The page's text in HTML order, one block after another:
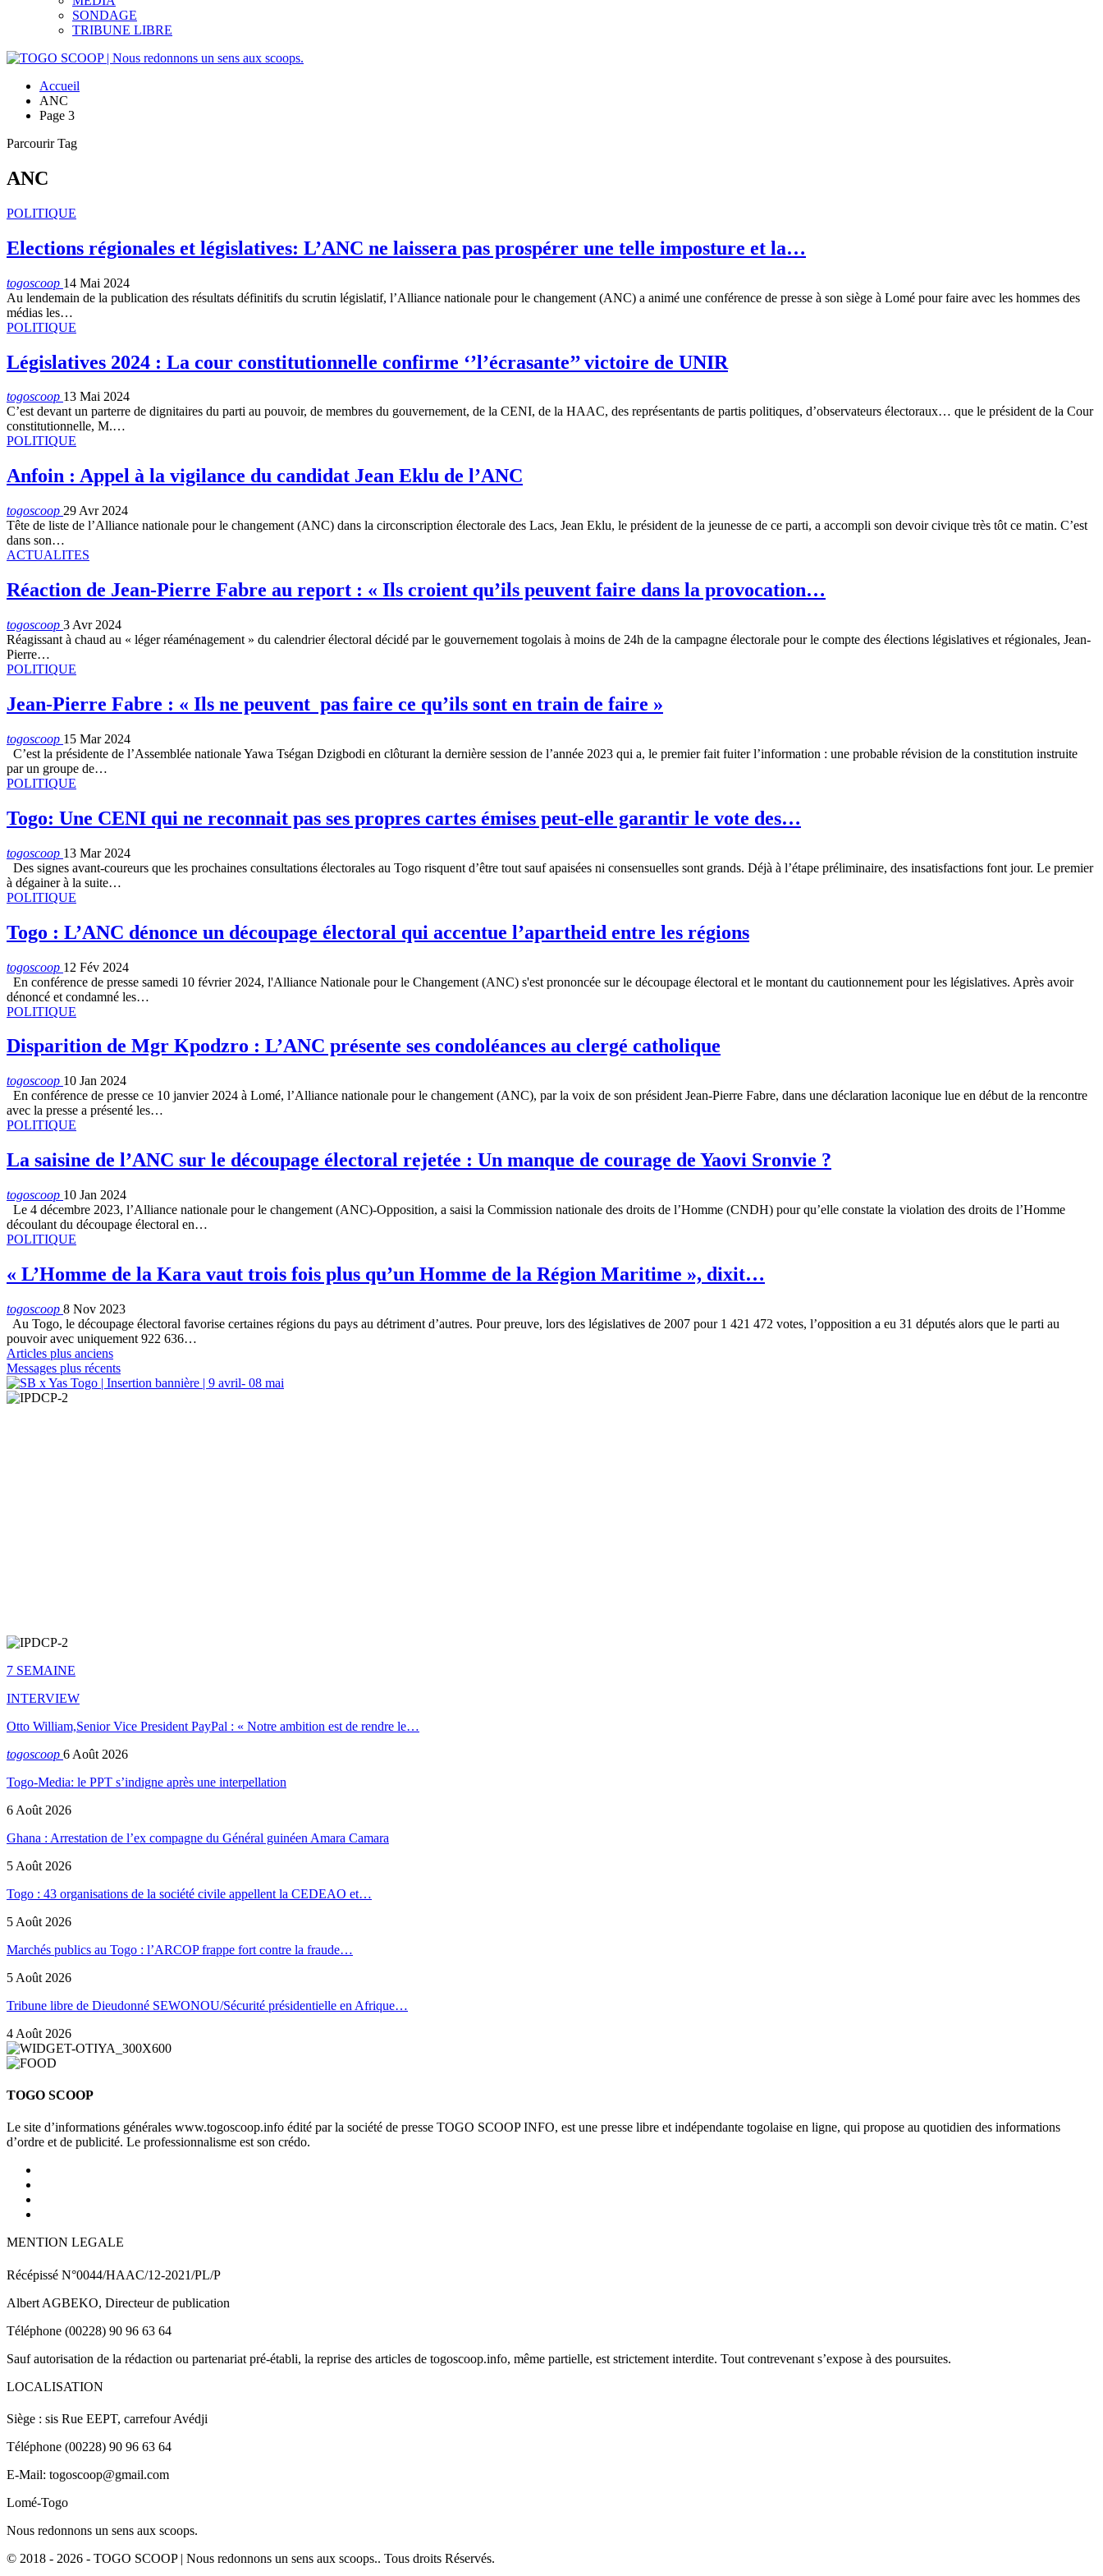
SONDAGE
TRIBUNE LIBRE
Accueil
ANC
Page 3
Parcourir Tag
ANC
POLITIQUE
Elections régionales et législatives: L’ANC ne laissera pas prospérer une telle imposture et la…
togoscoop 14 Mai 2024
Au lendemain de la publication des résultats définitifs du scrutin législatif, l’Alliance nationale pour le changement (ANC) a animé une conférence de presse à son siège à Lomé pour faire avec les hommes des
médias les…
POLITIQUE
Législatives 2024 : La cour constitutionnelle confirme ‘’l’écrasante’’ victoire de UNIR
togoscoop 13 Mai 2024
C’est devant un parterre de dignitaires du parti au pouvoir, de membres du gouvernement, de la CENI, de la HAAC, des représentants de partis politiques, d’observateurs électoraux… que le président de la Cour
constitutionnelle, M.…
POLITIQUE
Anfoin : Appel à la vigilance du candidat Jean Eklu de l’ANC
togoscoop 29 Avr 2024
Tête de liste de l’Alliance nationale pour le changement (ANC) dans la circonscription électorale des Lacs, Jean Eklu, le président de la jeunesse de ce parti, a accompli son devoir civique très tôt ce matin. C’est
dans son…
ACTUALITES
Réaction de Jean-Pierre Fabre au report : « Ils croient qu’ils peuvent faire dans la provocation…
togoscoop 3 Avr 2024
Réagissant à chaud au « léger réaménagement » du calendrier électoral décidé par le gouvernement togolais à moins de 24h de la campagne électorale pour le compte des élections législatives et régionales, Jean-
Pierre…
POLITIQUE
Jean-Pierre Fabre : « Ils ne peuvent pas faire ce qu’ils sont en train de faire »
togoscoop 15 Mar 2024
C’est la présidente de l’Assemblée nationale Yawa Tségan Dzigbodi en clôturant la dernière session de l’année 2023 qui a, le premier fait fuiter l’information : une probable révision de la constitution instruite
par un groupe de…
POLITIQUE
Togo: Une CENI qui ne reconnait pas ses propres cartes émises peut-elle garantir le vote des…
togoscoop 13 Mar 2024
Des signes avant-coureurs que les prochaines consultations électorales au Togo risquent d’être tout sauf apaisées ni consensuelles sont grands. Déjà à l’étape préliminaire, des insatisfactions font jour. Le premier
à dégainer à la suite…
POLITIQUE
Togo : L’ANC dénonce un découpage électoral qui accentue l’apartheid entre les régions
togoscoop 12 Fév 2024
En conférence de presse samedi 10 février 2024, l'Alliance Nationale pour le Changement (ANC) s'est prononcée sur le découpage électoral et le montant du cautionnement pour les législatives. Après avoir
dénoncé et condamné les…
POLITIQUE
Disparition de Mgr Kpodzro : L’ANC présente ses condoléances au clergé catholique
togoscoop 10 Jan 2024
En conférence de presse ce 10 janvier 2024 à Lomé, l’Alliance nationale pour le changement (ANC), par la voix de son président Jean-Pierre Fabre, dans une déclaration laconique lue en début de la rencontre
avec la presse a présenté les…
POLITIQUE
La saisine de l’ANC sur le découpage électoral rejetée : Un manque de courage de Yaovi Sronvie ?
togoscoop 10 Jan 2024
Le 4 décembre 2023, l’Alliance nationale pour le changement (ANC)-Opposition, a saisi la Commission nationale des droits de l’Homme (CNDH) pour qu’elle constate la violation des droits de l’Homme
découlant du découpage électoral en…
POLITIQUE
« L’Homme de la Kara vaut trois fois plus qu’un Homme de la Région Maritime », dixit…
togoscoop 8 Nov 2023
Au Togo, le découpage électoral favorise certaines régions du pays au détriment d’autres. Pour preuve, lors des législatives de 2007 pour 1 421 472 votes, l’opposition a eu 31 députés alors que le parti au
pouvoir avec uniquement 922 636…
Articles plus anciens
Messages plus récents
7 SEMAINE
INTERVIEW
Otto William,Senior Vice President PayPal : « Notre ambition est de rendre le…
togoscoop 6 Août 2026
Togo-Media: le PPT s’indigne après une interpellation
6 Août 2026
Ghana : Arrestation de l’ex compagne du Général guinéen Amara Camara
5 Août 2026
Togo : 43 organisations de la société civile appellent la CEDEAO et…
5 Août 2026
Marchés publics au Togo : l’ARCOP frappe fort contre la fraude…
5 Août 2026
Tribune libre de Dieudonné SEWONOU/Sécurité présidentielle en Afrique…
4 Août 2026
TOGO SCOOP
Le site d’informations générales www.togoscoop.info édité par la société de presse TOGO SCOOP INFO, est une presse libre et indépendante togolaise en ligne, qui propose au quotidien des informations
d’ordre et de publicité. Le professionnalisme est son crédo.
MENTION LEGALE
Récépissé N°0044/HAAC/12-2021/PL/P
Albert AGBEKO, Directeur de publication
Téléphone (00228) 90 96 63 64
Sauf autorisation de la rédaction ou partenariat pré-établi, la reprise des articles de togoscoop.info, même partielle, est strictement interdite. Tout contrevenant s’expose à des poursuites.
LOCALISATION
Siège : sis Rue EEPT, carrefour Avédji
Téléphone (00228) 90 96 63 64
E-Mail: togoscoop@gmail.com
Lomé-Togo
Nous redonnons un sens aux scoops.
© 2018 - 2026 - TOGO SCOOP | Nous redonnons un sens aux scoops.. Tous droits Réservés.